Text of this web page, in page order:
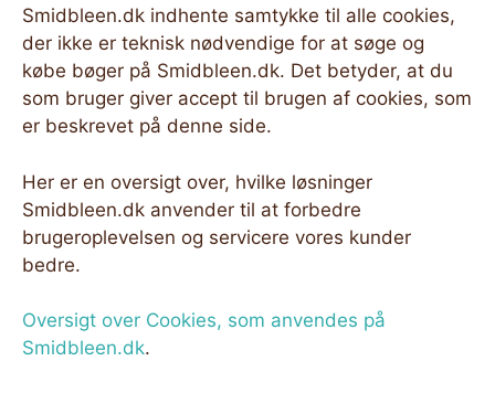
Smidbleen.dk indhente samtykke til alle cookies,
der ikke er teknisk nødvendige for at søge og
købe bøger på Smidbleen.dk. Det betyder, at du
som bruger giver accept til brugen af cookies, som
er beskrevet på denne side.
Her er en oversigt over, hvilke løsninger
Smidbleen.dk anvender til at forbedre
brugeroplevelsen og servicere vores kunder
bedre.
Oversigt over Cookies, som anvendes på
Smidbleen.dk.